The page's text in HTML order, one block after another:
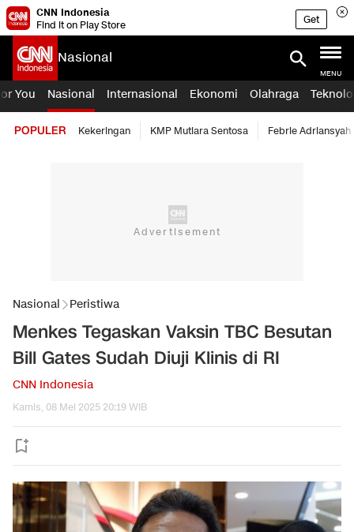
CNN Indonesia
Find it on Play Store
Get
Nasional
MENU
You Nasional Internasional Ekonomi Olahraga
POPULER Kekeringan KMP Mutiara Sentosa Febrie Adriansyah
Nasional Peristiwa
Menkes Tegaskan Vaksin TBC Besutan
Bill Gates Sudah Diuji Klinis di RI
CNN Indonesia
Kamis, 08 Mei 2025 20:19 WIB